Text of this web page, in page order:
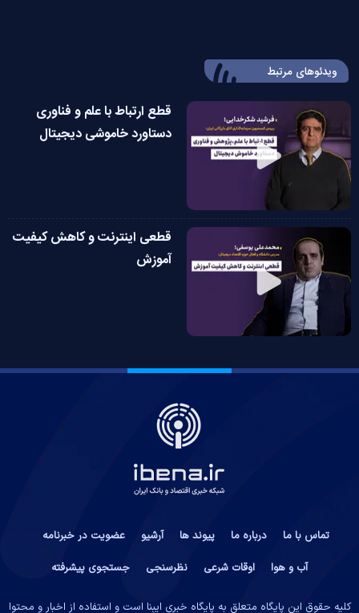
ویدئوهای مرتبط
قطع ارتباط با علم و فناوری
دستاورد خاموشی دیجیتال
قطعی اینترنت و کاهش کیفیت
آموزش
تماس با ما درباره ما پیوند ها آرشیو
عضویت در خبرنامه
آب و هوا
اوقات شرعی نظرسنجی جستجوی پیشرفته
کلیه حقوق این پایگاه متعلق به پایگاه خبری ایبِنا است و استفاده از اخبار و محتوا